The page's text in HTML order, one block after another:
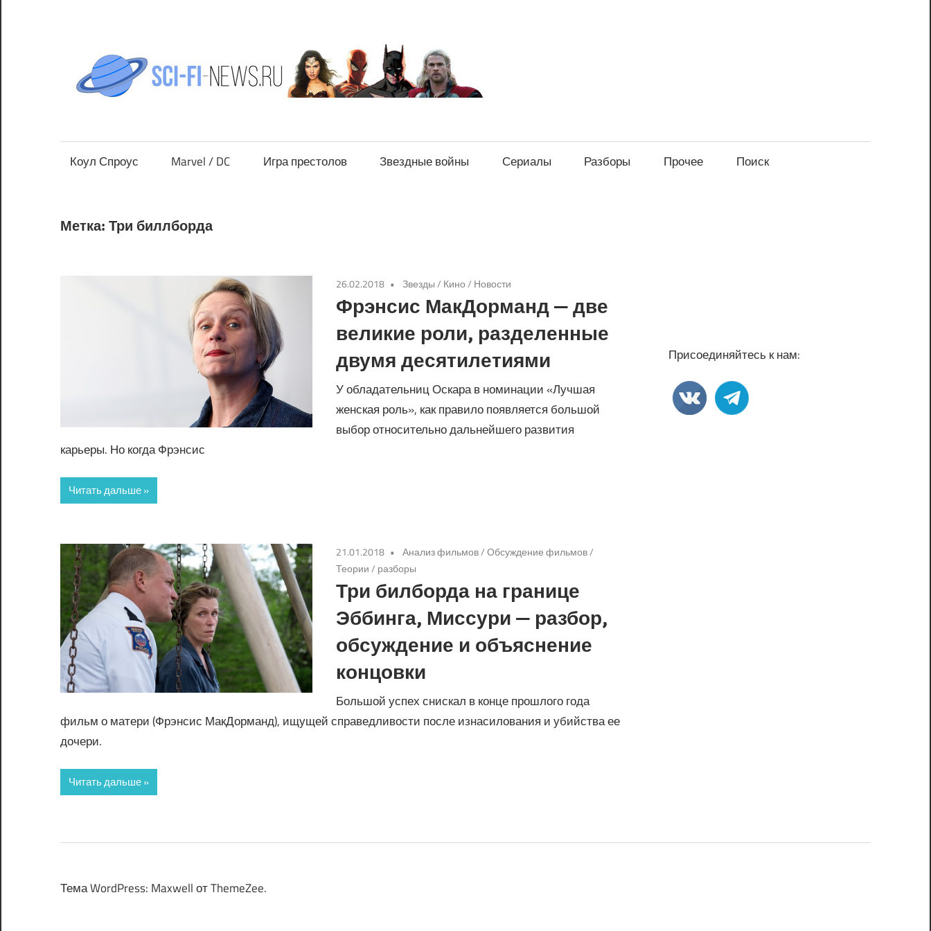
news.ru
Коул Спроус Marvel / DC Игра престолов Звездные войны Сериалы Разборы Прочее Поиск
Метка: Три биллборда
26.02.2018 Звезды/ Кино/ Новости
Фрэнсис МакДорманд — две
великие роли, разделенные
двумя десятилетиями
У обладательниц Оскара в номинации «Лучшая
женская роль», как правило появляется большой
выбор относительно дальнейшего развития
карьеры. Но когда Фрэнсис
Читать дальше
21.01.2018 Анализ фильмов/Обсуждение фильмов/
Теории / разборы
Три билборда на границе
Эббинга, Миссури — разбор,
обсуждение и объяснение
концовки
Большой успех снискал в конце прошлого года
фильм о матери (Фрэнсис МакДорманд), ищущей справедливости после изнасилования и убийства ее
дочери.
Читать дальше
Присоединяйтесь к нам:
Тема WordPress: Maxwell от ThemeZee.